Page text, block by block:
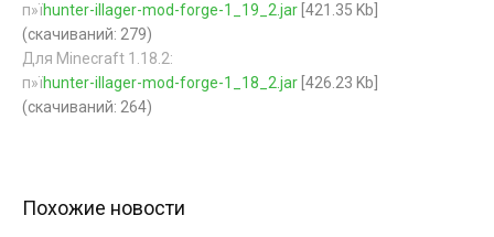
п»їhunter-illager-mod-forge-1_19_2.jar [421.35 Kb]
(cкачиваний: 279)
Для Minecraft 1.18.2:
п»їhunter-illager-mod-forge-1_18_2.jar [426.23 Kb]
(cкачиваний: 264)
Похожие новости